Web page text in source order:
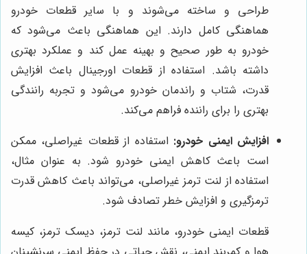
طراحی و ساخته می‌شوند و با سایر قطعات خودرو
هماهنگی کامل دارند. این هماهنگی باعث می‌شود که
خودرو به طور صحیح و بهینه عمل کند و عملکرد بهتری
داشته باشد. استفاده از قطعات اورجینال باعث افزایش
قدرت، شتاب و راندمان خودرو می‌شود و تجربه رانندگی
بهتری را برای راننده فراهم می‌کند.
افزایش ایمنی خودرو: استفاده از قطعات غیراصلی، ممکن
است باعث کاهش ایمنی خودرو شود. به عنوان مثال،
استفاده از لنت ترمز غیراصلی، می‌تواند باعث کاهش قدرت
ترمزگیری و افزایش خطر تصادف شود.
قطعات ایمنی خودرو، مانند لنت ترمز، دیسک ترمز، کیسه